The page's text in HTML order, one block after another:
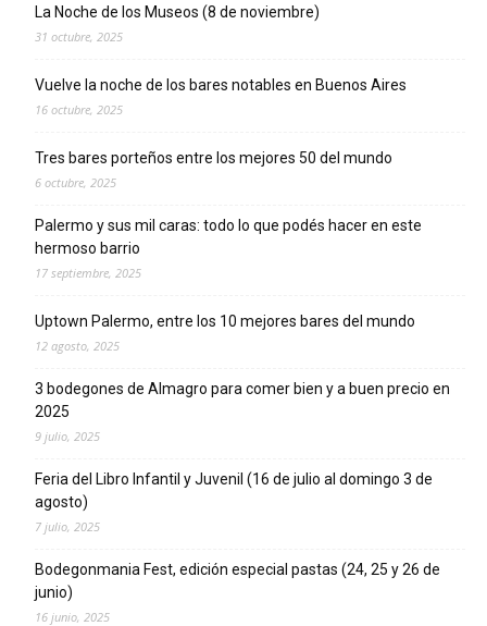
La Noche de los Museos (8 de noviembre)
31 octubre, 2025
Vuelve la noche de los bares notables en Buenos Aires
16 octubre, 2025
Tres bares porteños entre los mejores 50 del mundo
6 octubre, 2025
Palermo y sus mil caras: todo lo que podés hacer en este
hermoso barrio
17 septiembre, 2025
Uptown Palermo, entre los 10 mejores bares del mundo
12 agosto, 2025
3 bodegones de Almagro para comer bien y a buen precio en
2025
9 julio, 2025
Feria del Libro Infantil y Juvenil (16 de julio al domingo 3 de
agosto)
7 julio, 2025
Bodegonmania Fest, edición especial pastas (24, 25 y 26 de
junio)
16 junio, 2025